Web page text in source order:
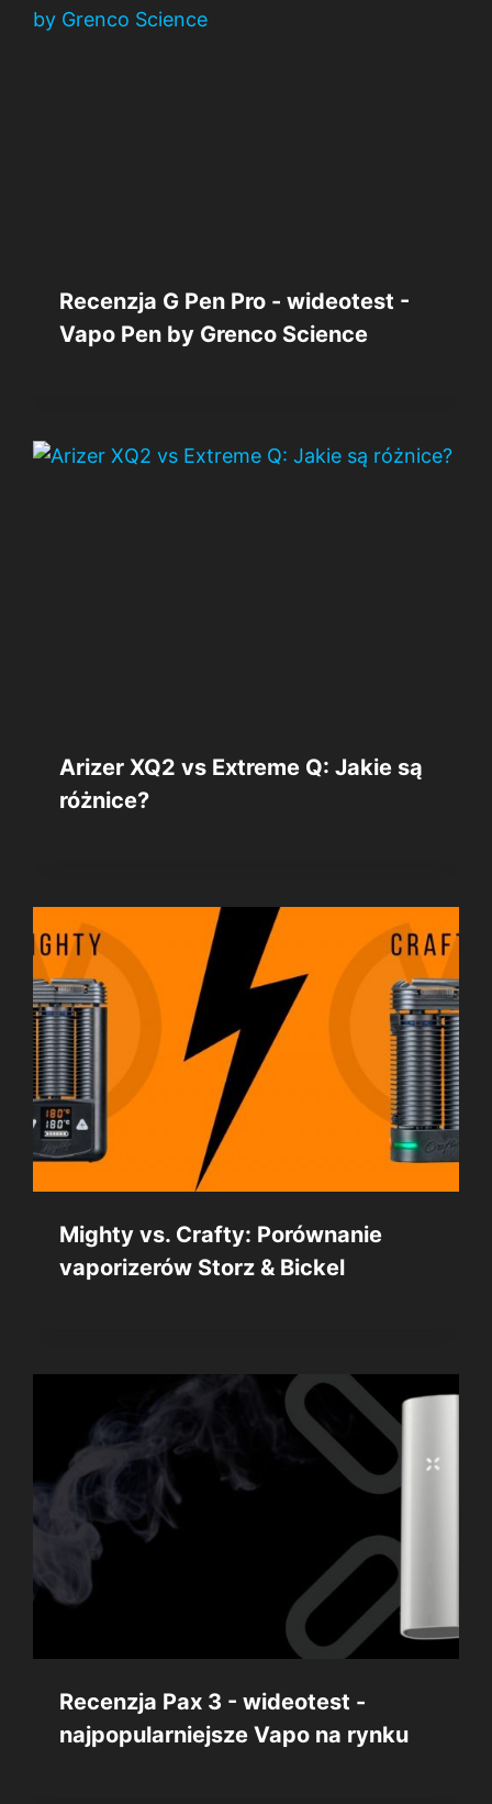
Recenzja G Pen Pro - wideotest -
Vapo Pen by Grenco Science
Arizer XQ2 vs Extreme Q: Jakie są
różnice?
Mighty vs. Crafty: Porównanie
vaporizerów Storz & Bickel
Recenzja Pax 3 - wideotest -
najpopularniejsze Vapo na rynku